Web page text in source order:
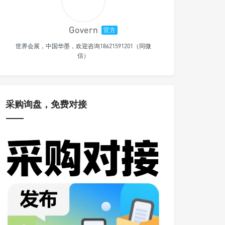
Govern 官方
世界会展，中国华墨，欢迎咨询18621591201（同微
信）
采购询盘，免费对接